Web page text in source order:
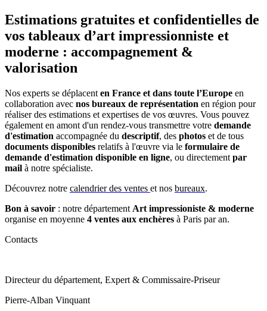
Estimations gratuites et confidentielles de
vos tableaux d’art impressionniste et
moderne : accompagnement &
valorisation
Nos experts se déplacent en France et dans toute l’Europe en
collaboration avec nos bureaux de représentation en région pour
réaliser des estimations et expertises de vos œuvres. Vous pouvez
également en amont d'un rendez-vous transmettre votre demande
d'estimation accompagnée du descriptif, des photos et de tous
documents disponibles relatifs à l'œuvre via le formulaire de
demande d'estimation disponible en ligne, ou directement par
mail à notre spécialiste.
Découvrez notre calendrier des ventes et nos bureaux.
Bon à savoir : notre département Art impressioniste & moderne
organise en moyenne 4 ventes aux enchères à Paris par an.
Contacts
Directeur du département, Expert & Commissaire-Priseur
Pierre-Alban Vinquant